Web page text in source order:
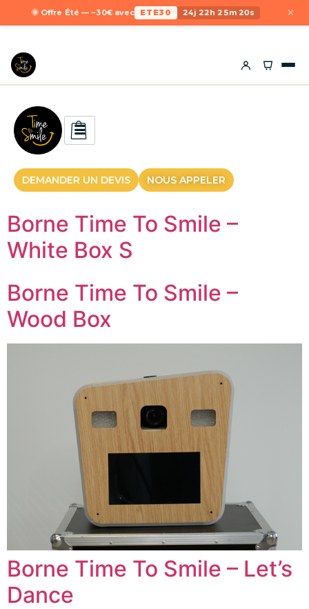
🌞 Offre Été — −30€ avec ETE30 24j 22h 25m 20s ×
DEMANDER UN DEVIS NOUS APPELER
Borne Time To Smile –
White Box S
Borne Time To Smile –
Wood Box
Borne Time To Smile – Let’s
Dance